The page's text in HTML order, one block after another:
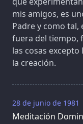
mis amigos, es
Padre y como
fuera del tiempo,
las cosas
la creación.
28 de junio de 1981
Meditación